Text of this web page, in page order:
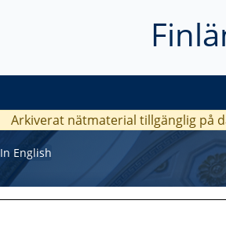
Arkiverat nätmaterial tillgänglig på
In English